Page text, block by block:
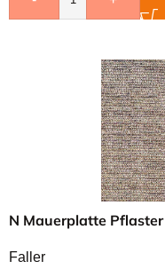
N Mauerplatte Pflaster
Faller